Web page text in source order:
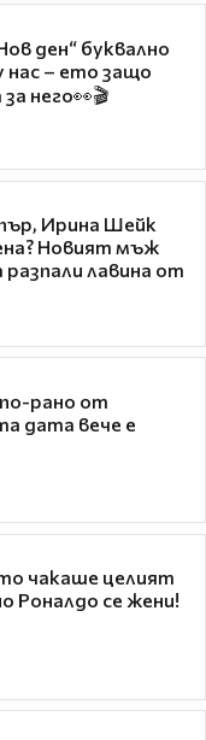
ден“ буквално
нас – ето защо
него👀🎬
Ирина Шейк
Новият мъж
лавина от
рано от
дата вече е
чакаше целият
Роналдо се жени!